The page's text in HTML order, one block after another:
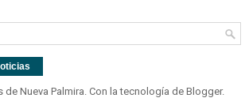
de Nueva Palmira. Con la tecnología de Blogger.